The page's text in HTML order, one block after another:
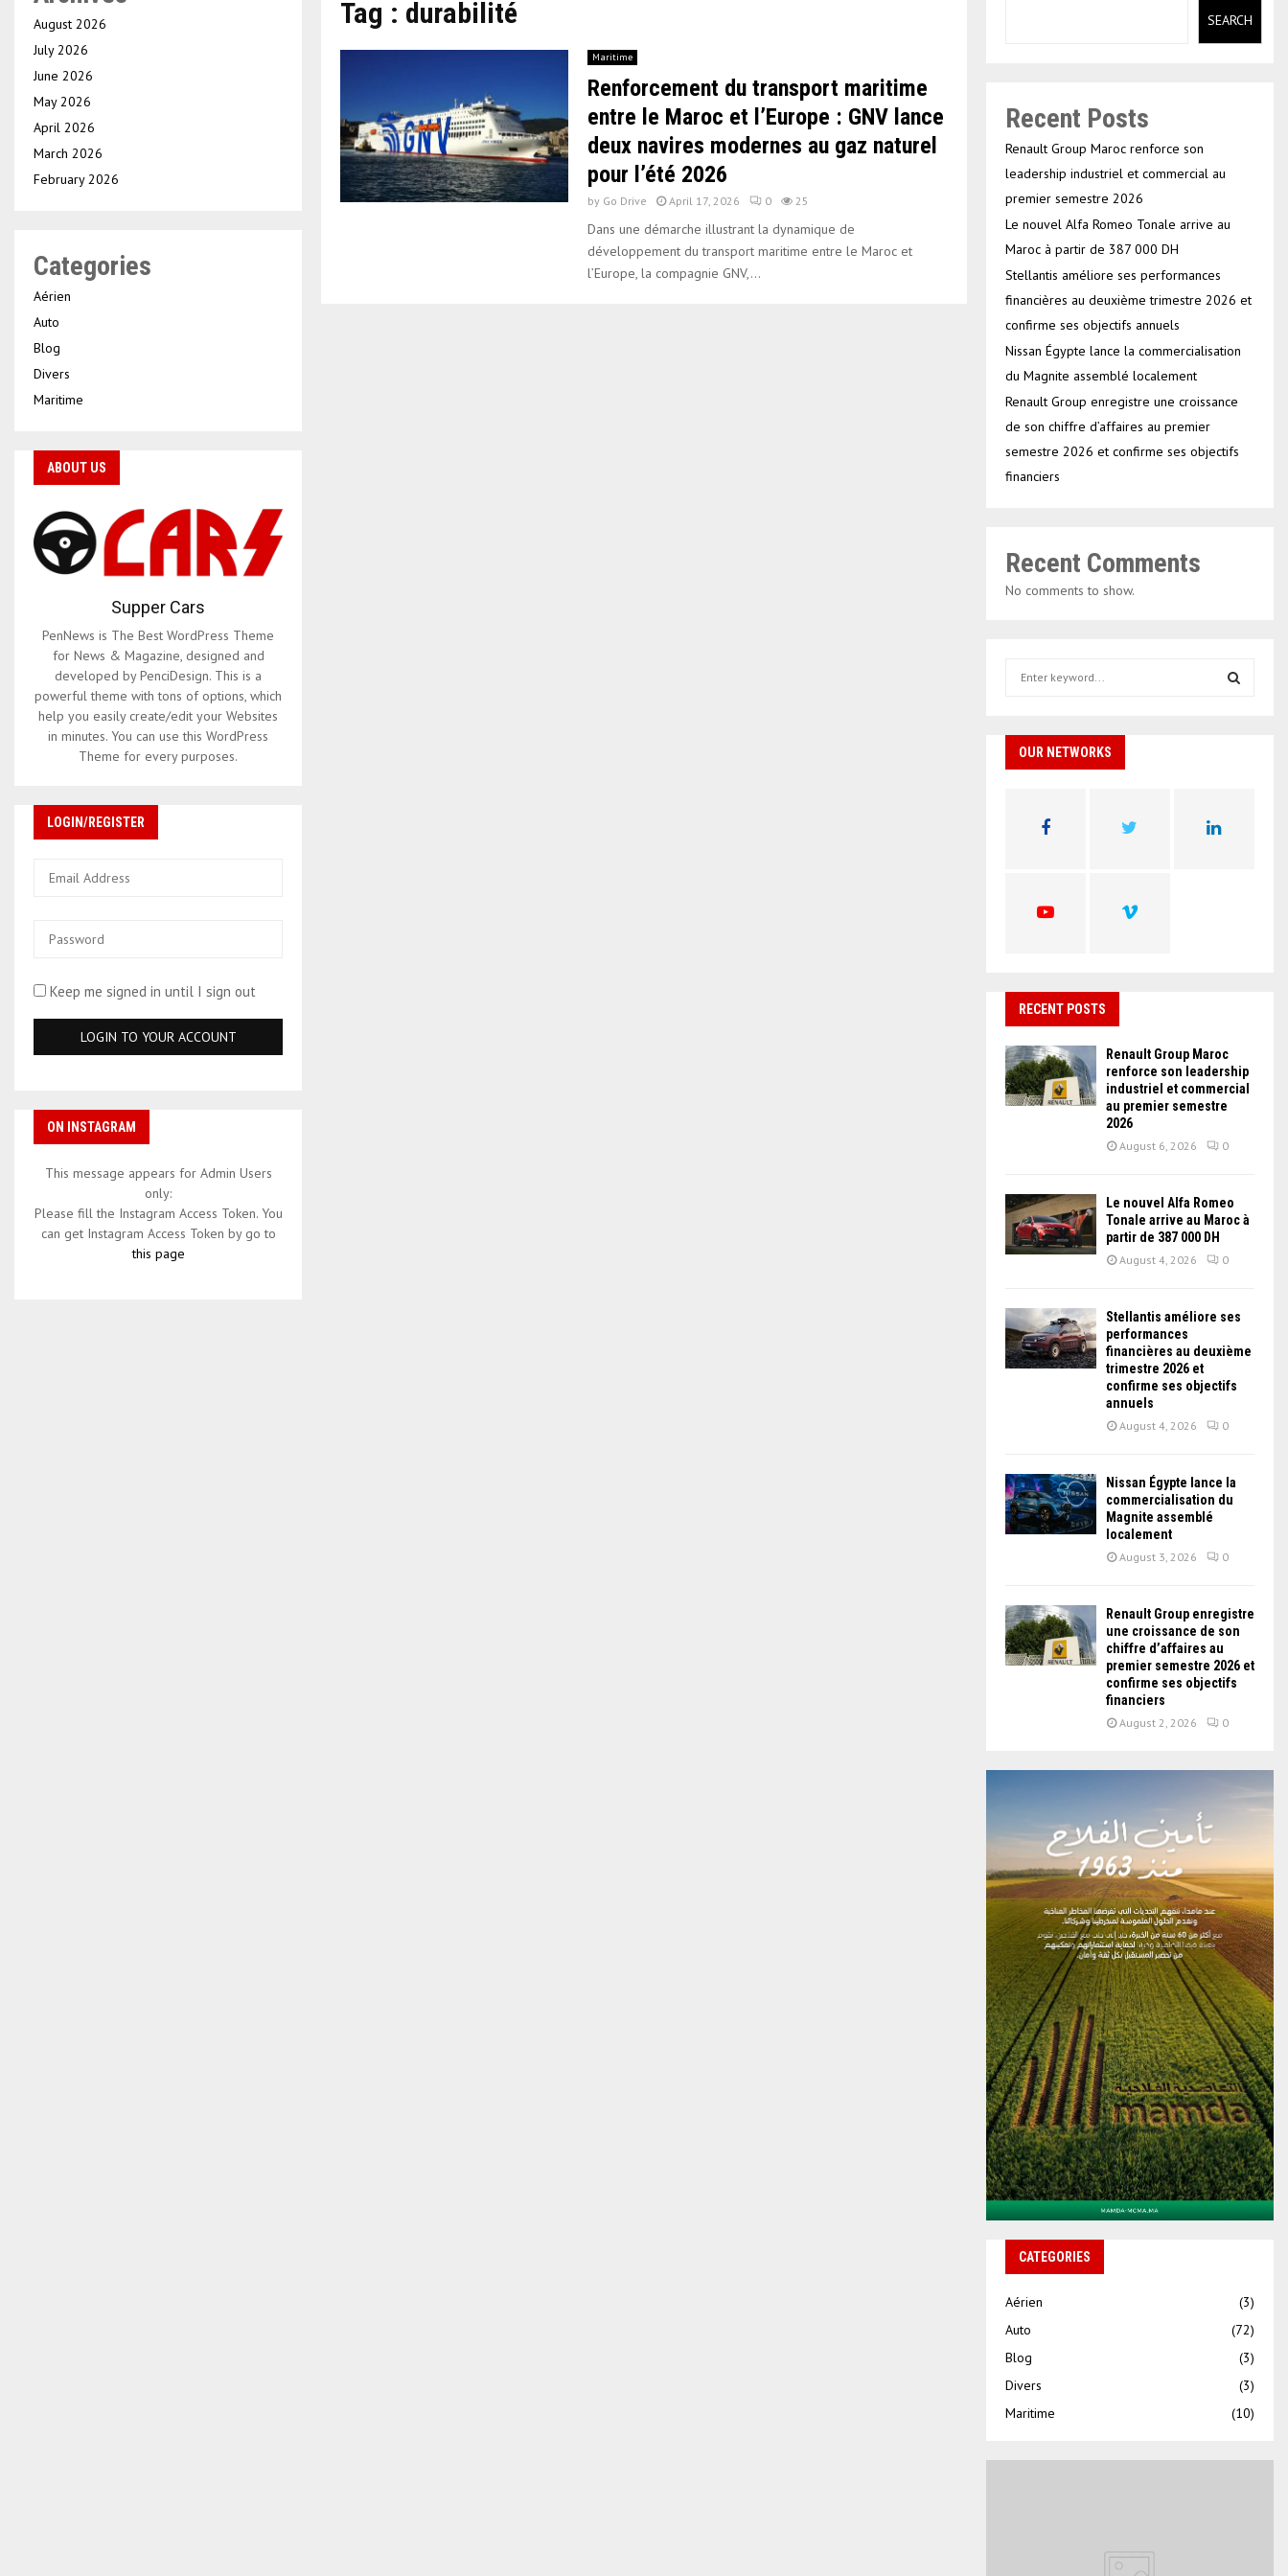
Tag : durabilité
Maritime
Renforcement du transport maritime
entre le Maroc et l’Europe : GNV lance
deux navires modernes au gaz naturel
pour l’été 2026
by Go Drive April 17, 2026 0 25
Dans une démarche illustrant la dynamique de
développement du transport maritime entre le Maroc et
l’Europe, la compagnie GNV,...
August 2026
July 2026
June 2026
May 2026
April 2026
March 2026
February 2026
Categories
Aérien
Auto
Blog
Divers
Maritime
ABOUT US
Supper Cars
PenNews is The Best WordPress Theme
for News & Magazine, designed and
developed by PenciDesign. This is a
powerful theme with tons of options, which
help you easily create/edit your Websites
in minutes. You can use this WordPress
Theme for every purposes.
LOGIN/REGISTER
Keep me signed in until I sign out
ON INSTAGRAM
This message appears for Admin Users
only:
Please fill the Instagram Access Token. You
can get Instagram Access Token by go to
this page
SEARCH
Recent Posts
Renault Group Maroc renforce son
leadership industriel et commercial au
premier semestre 2026
Le nouvel Alfa Romeo Tonale arrive au
Maroc à partir de 387 000 DH
Stellantis améliore ses performances
financières au deuxième trimestre 2026 et
confirme ses objectifs annuels
Nissan Égypte lance la commercialisation
du Magnite assemblé localement
Renault Group enregistre une croissance
de son chiffre d’affaires au premier
semestre 2026 et confirme ses objectifs
financiers
Recent Comments
No comments to show.
h
OUR NETWORKS
RECENT POSTS
Renault Group Maroc
renforce son leadership
industriel et commercial
au premier semestre
2026
August 6, 2026 0
Le nouvel Alfa Romeo
Tonale arrive au Maroc à
partir de 387 000 DH
August 4, 2026 0
Stellantis améliore ses
performances
financières au deuxième
trimestre 2026 et
confirme ses objectifs
annuels
August 4, 2026 0
Nissan Égypte lance la
commercialisation du
Magnite assemblé
localement
August 3, 2026 0
Renault Group enregistre
une croissance de son
chiffre d’affaires au
premier semestre 2026 et
confirme ses objectifs
financiers
August 2, 2026 0
CATEGORIES
Aérien
(3)
Auto
(72)
Blog
(3)
Divers
(3)
Maritime
(10)